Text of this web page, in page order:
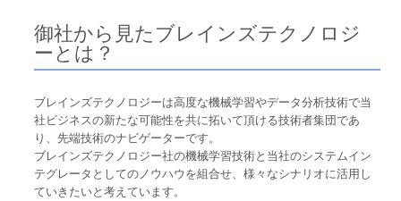
御社から見たブレインズテクノロジ
ーとは？
ブレインズテクノロジーは高度な機械学習やデータ分析技術で当
社ビジネスの新たな可能性を共に拓いて頂ける技術者集団であ
り、先端技術のナビゲーターです。
ブレインズテクノロジー社の機械学習技術と当社のシステムイン
テグレータとしてのノウハウを組合せ、様々なシナリオに活用し
ていきたいと考えています。